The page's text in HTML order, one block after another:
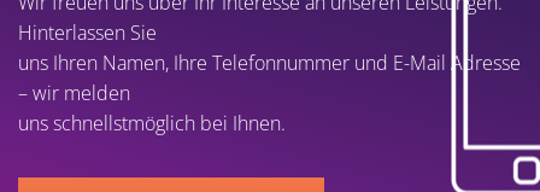
Hinterlassen Sie
uns Ihren Namen, Ihre Telefonnummer und E-Mail Adresse
– wir melden
uns schnellstmöglich bei Ihnen.